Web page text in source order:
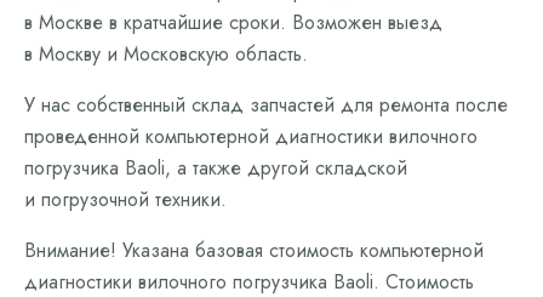
в Москве в кратчайшие сроки. Возможен выезд
в Москву и Московскую область.
У нас собственный склад запчастей для ремонта после
проведенной компьютерной диагностики вилочного
погрузчика Baoli, а также другой складской
и погрузочной техники.
Внимание! Указана базовая стоимость компьютерной
диагностики вилочного погрузчика Baoli. Стоимость